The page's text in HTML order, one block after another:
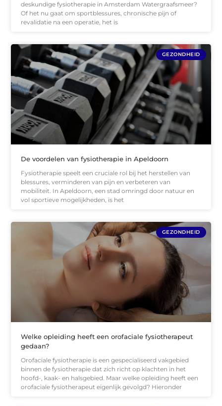
deskundige fysiotherapie in Amsterdam Watergraafsmeer?
Of het nu gaat om sportblessures, chronische pijn of
revalidatie na een operatie, het is
GEZONDHEID
De voordelen van fysiotherapie in Apeldoorn
Fysiotherapie speelt een cruciale rol bij het herstellen van
blessures, verminderen van pijn en verbeteren van
mobiliteit. In Apeldoorn, een stad omringd door natuur en
vol sportieve mogelijkheden, is het
GEZONDHEID
Welke opleiding heeft een orofaciale fysiotherapeut
gedaan?
Orofaciale fysiotherapie is een gespecialiseerd vakgebied
binnen de fysiotherapie dat zich richt op klachten in het
hoofd-, kaak- en halsgebied. Maar welke opleiding heeft een
orofaciale fysiotherapeut eigenlijk gevolgd? Hieronder